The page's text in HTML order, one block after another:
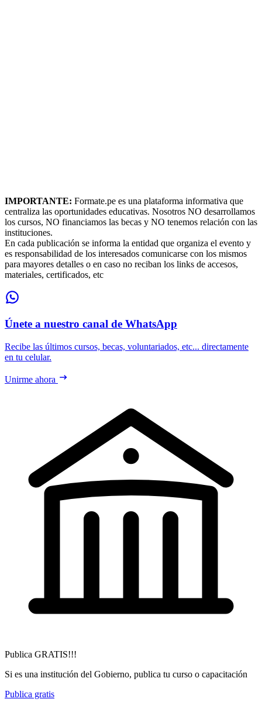
IMPORTANTE: Formate.pe es una plataforma informativa que
centraliza las oportunidades educativas. Nosotros NO desarrollamos
los cursos, NO financiamos las becas y NO tenemos relación con las
instituciones.
En cada publicación se informa la entidad que organiza el evento y
es responsabilidad de los interesados comunicarse con los mismos
para mayores detalles o en caso no reciban los links de accesos,
materiales, certificados, etc
Únete a nuestro canal de WhatsApp
Recibe las últimos cursos, becas, voluntariados, etc... directamente
en tu celular.
Unirme ahora
Publica GRATIS!!!
Si es una institución del Gobierno, publica tu curso o capacitación
Publica gratis